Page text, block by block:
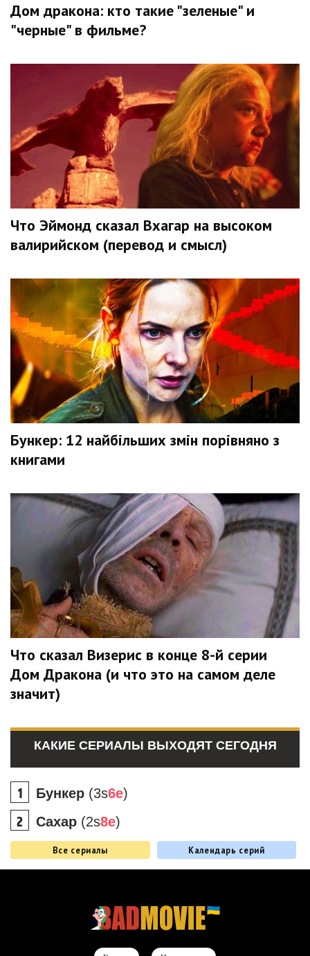
Дом дракона: кто такие "зеленые" и
"черные" в фильме?
Что Эймонд сказал Вхагар на высоком
валирийском (перевод и смысл)
Бункер: 12 найбільших змін порівняно з
книгами
Что сказал Визерис в конце 8-й серии
Дом Дракона (и что это на самом деле
значит)
КАКИЕ СЕРИАЛЫ ВЫХОДЯТ СЕГОДНЯ
Бункер (3s6e)
Сахар (2s8e)
Все сериалы Календарь серий